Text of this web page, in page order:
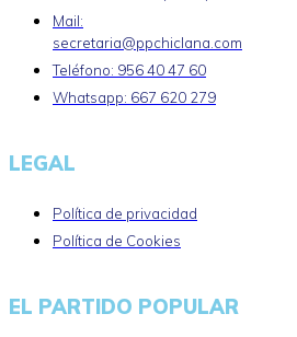
Mail:
secretaria@ppchiclana.com
Teléfono: 956 40 47 60
Whatsapp: 667 620 279
LEGAL
Política de privacidad
Política de Cookies
EL PARTIDO POPULAR